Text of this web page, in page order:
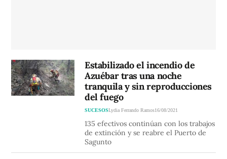
Estabilizado el incendio de
Azuébar tras una noche
tranquila y sin reproducciones
del fuego
SUCESOSLydia Ferrando Ramos16/08/2021
135 efectivos continúan con los trabajos
de extinción y se reabre el Puerto de
Sagunto